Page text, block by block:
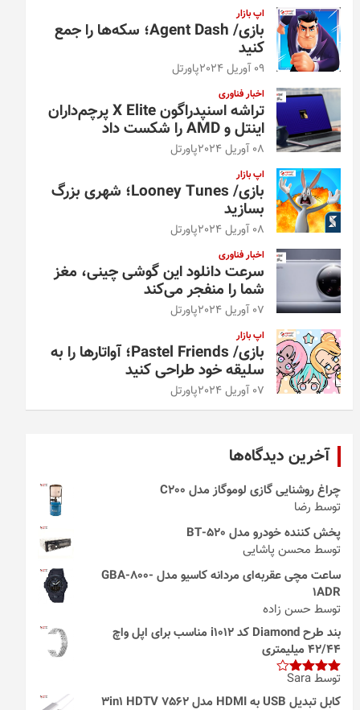
اپ بازار
بازی/ Agent Dash؛ سکه‌ها را جمع
کنید
09 آوریل 2024 پاورتل
اخبار فناوری
تراشه اسنپدراگون X Elite پرچم‌داران
اینتل و AMD را شکست داد
08 آوریل 2024 پاورتل
اپ بازار
بازی/ Looney Tunes؛ شهری بزرگ
بسازید
08 آوریل 2024 پاورتل
اخبار فناوری
سرعت دانلود این گوشی چینی، مغز
شما را منفجر می‌کند
07 آوریل 2024 پاورتل
اپ بازار
بازی/ Pastel Friends؛ آواتارها را به
سلیقه خود طراحی کنید
07 آوریل 2024 پاورتل
آخرین دیدگاه‌ها
چراغ روشنایی گازی لوموگاز مدل C200
توسط رضا
پخش کننده خودرو مدل 520-BT
توسط محسن پاشایی
ساعت مچی عقربه‌ای مردانه کاسیو مدل GBA-800-
1ADR
توسط حسن زاده
بند طرح Diamond کد i1012 مناسب برای اپل واچ
42/44 میلیمتری
امتیاز4
از 5
توسط Sara
کابل تبدیل USB به HDMI مدل 3in1 HDTV 7562